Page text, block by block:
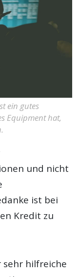
ein gutes
Equipment hat,
und nicht
ist bei
Kredit zu
sehr hilfreiche